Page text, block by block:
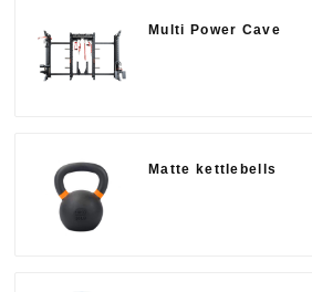
Multi Power Cave
Matte kettlebells